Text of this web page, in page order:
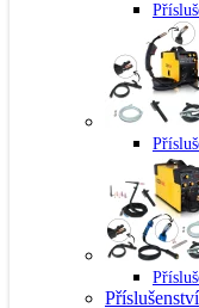
Příslušenství